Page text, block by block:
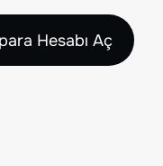
Hesabı Aç